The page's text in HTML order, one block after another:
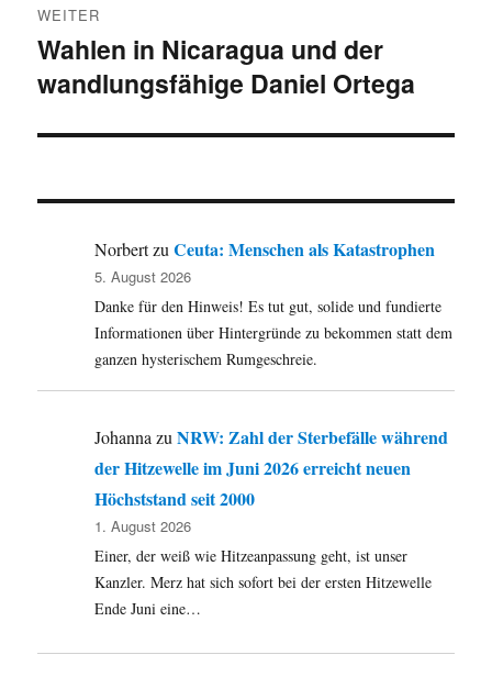
WEITER
Nächster
Beitrag:
Wahlen in Nicaragua und der
wandlungsfähige Daniel Ortega
NorbertzuCeuta: Menschen als Katastrophen
5. August 2026
Danke für den Hinweis! Es tut gut, solide und fundierte
Informationen über Hintergründe zu bekommen statt dem
ganzen hysterischem Rumgeschreie.
Johanna zuNRW: Zahl der Sterbefälle während
der Hitzewelle im Juni 2026 erreicht neuen
Höchststand seit 2000
1. August 2026
Einer, der weiß wie Hitzeanpassung geht, ist unser
Kanzler. Merz hat sich sofort bei der ersten Hitzewelle
Ende Juni eine…